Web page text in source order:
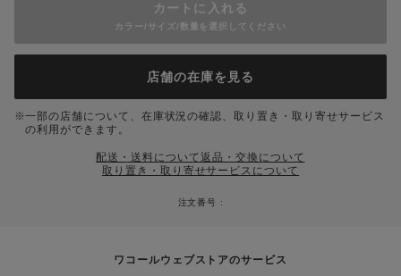
カートに入れる
カラー/サイズ/数量を選択してください
店舗の在庫を見る
一部の店舗について、在庫状況の確認、取り置き・取り寄せサービス
の利用ができます。
配送・送料について返品・交換について
取り置き・取り寄せサービスについて
注文番号 :
ワコールウェブストアのサービス